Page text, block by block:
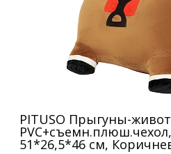
PITUSO Прыгуны-
51*26,5*46 см,